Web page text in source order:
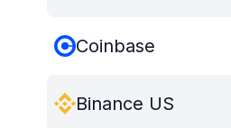
Coinbase
Binance US